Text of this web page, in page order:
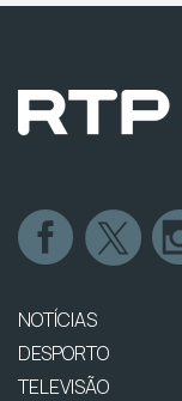
NOTÍCIAS
DESPORTO
TELEVISÃO